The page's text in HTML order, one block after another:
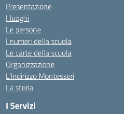
Presentazione
I luoghi
Le persone
I numeri della scuola
Le carte della scuola
Organizzazione
L’Indirizzo Montessori
La storia
I Servizi